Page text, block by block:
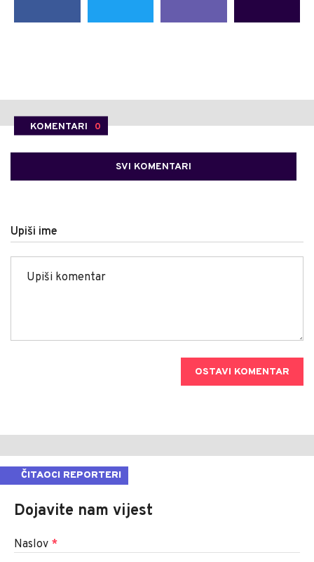
KOMENTARI 0
SVI KOMENTARI
Upiši ime
OSTAVI KOMENTAR
ČITAOCI REPORTERI
Dojavite nam vijest
Naslov *